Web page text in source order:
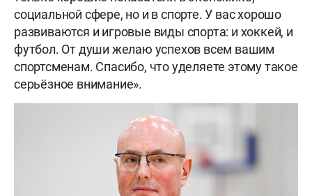
социальной сфере, но и в спорте. У вас хорошо
развиваются и игровые виды спорта: и хоккей, и
футбол. От души желаю успехов всем вашим
спортсменам. Спасибо, что уделяете этому такое
серьёзное внимание».